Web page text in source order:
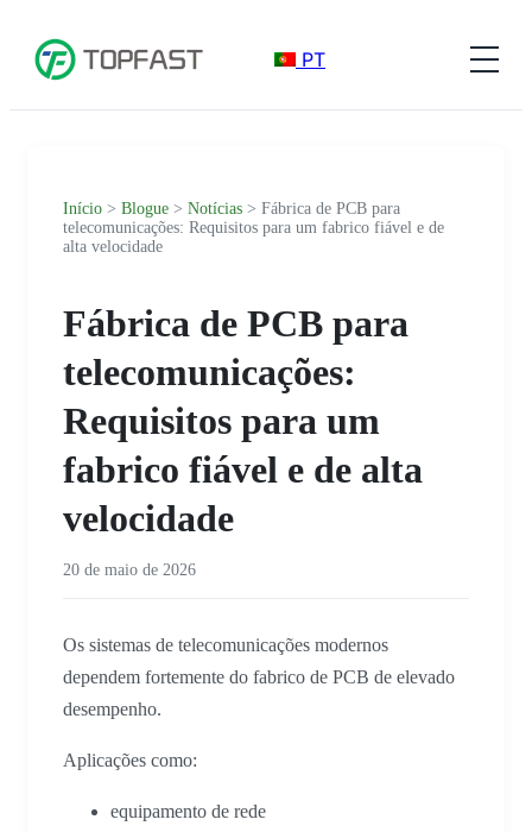
PT
Início > Blogue > Notícias > Fábrica de PCB para
telecomunicações: Requisitos para um fabrico fiável e de
alta velocidade
Fábrica de PCB para
telecomunicações:
Requisitos para um
fabrico fiável e de alta
velocidade
20 de maio de 2026
Os sistemas de telecomunicações modernos
dependem fortemente do fabrico de PCB de elevado
desempenho.
Aplicações como:
equipamento de rede